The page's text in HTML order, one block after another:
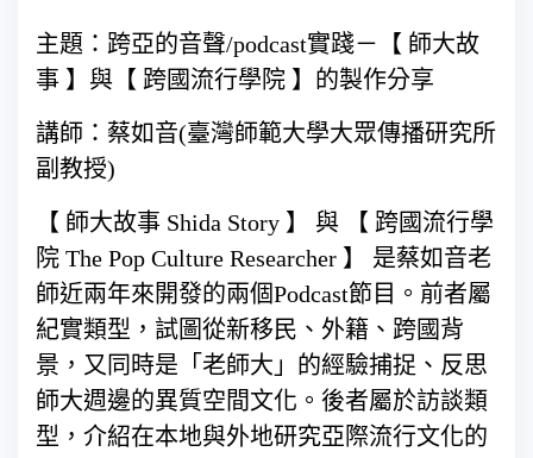
主題：跨亞的音聲/podcast實踐－【 師大故
事 】與【 跨國流行學院 】的製作分享
講師：蔡如音(臺灣師範大學大眾傳播研究所
副教授)
【 師大故事 Shida Story 】 與 【 跨國流行學
院 The Pop Culture Researcher 】 是蔡如音老
師近兩年來開發的兩個Podcast節目。前者屬
紀實類型，試圖從新移民、外籍、跨國背
景，又同時是 「老師大」的經驗捕捉、反思
師大週邊的異質空間文化。後者屬於訪談類
型，介紹在本地與外地研究亞際流行文化的